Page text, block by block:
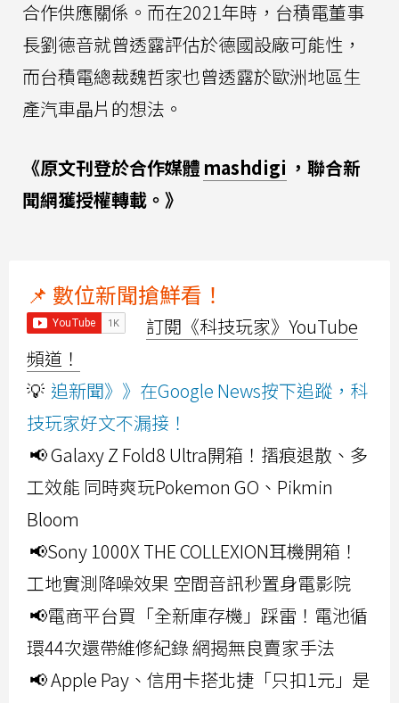
合作供應關係。而在2021年時，台積電董事
長劉德音就曾透露評估於德國設廠可能性，
而台積電總裁魏哲家也曾透露於歐洲地區生
產汽車晶片的想法。
《原文刊登於合作媒體 mashdigi ，聯合新
聞網獲授權轉載。》
📌 數位新聞搶鮮看！
訂閱《科技玩家》YouTube
頻道！
💡 追新聞》》在Google News按下追蹤，科
技玩家好文不漏接！
📢 Galaxy Z Fold8 Ultra開箱！摺痕退散、多
工效能 同時爽玩Pokemon GO、Pikmin
Bloom
📢Sony 1000X THE COLLEXION耳機開箱！
工地實測降噪效果 空間音訊秒置身電影院
📢電商平台買「全新庫存機」踩雷！電池循
環44次還帶維修紀錄 網揭無良賣家手法
📢 Apple Pay、信用卡搭北捷「只扣1元」是